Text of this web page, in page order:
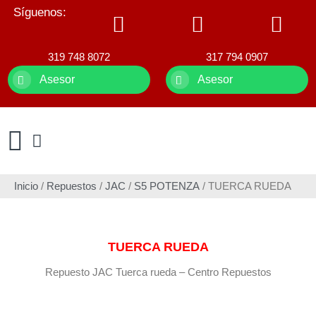
Síguenos:
319 748 8072
Asesor
317 794 0907
Asesor
Inicio / Repuestos / JAC / S5 POTENZA / TUERCA RUEDA
TUERCA RUEDA
Repuesto JAC Tuerca rueda – Centro Repuestos